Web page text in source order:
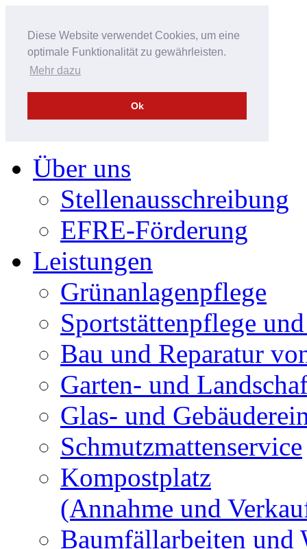
Diese Website verwendet Cookies, um eine
optimale Funktionalität zu gewährleisten.
Mehr dazu
Ok
Über uns
Stellenausschreibung
EFRE-Förderung
Leistungen
Grünanlagenpflege
Sportstättenpflege
Bau und Reparatur
Garten- und
Glas- und
Schmutzmattenservice
Kompostplatz
(Annahme und
Baumfällarbeiten und